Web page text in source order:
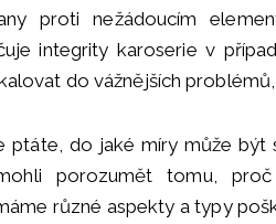
proti nežádoucím
integrity karoserie v
do vážnějších
ptáte, do jaké míry může být
porozumět tomu,
různé aspekty a typy